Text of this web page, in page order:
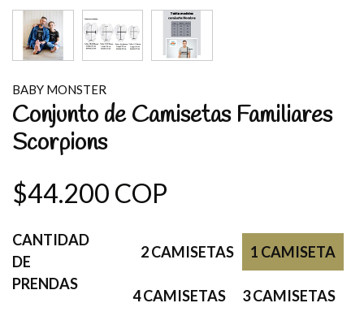
BABY MONSTER
Conjunto de Camisetas Familiares
Scorpions
$44.200 COP
CANTIDAD
DE
PRENDAS
1 CAMISETA
2 CAMISETAS
3 CAMISETAS
4 CAMISETAS